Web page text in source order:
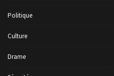
Politique
Culture
Drame